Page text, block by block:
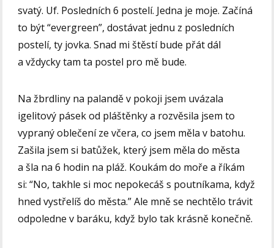
svatý. Uf. Posledních 6 postelí. Jedna je moje. Začíná
to být “evergreen”, dostávat jednu z posledních
postelí, ty jovka. Snad mi štěstí bude přát dál
a vždycky tam ta postel pro mě bude.
Na žbrdliny na palandě v pokoji jsem uvázala
igelitový pásek od pláštěnky a rozvěsila jsem to
vypraný oblečení ze včera, co jsem měla v batohu.
Zašila jsem si batůžek, který jsem měla do města
a šla na 6 hodin na pláž. Koukám do moře a říkám
si: “No, takhle si moc nepokecáš s poutníkama, když
hned vystřelíš do města.” Ale mně se nechtělo trávit
odpoledne v baráku, když bylo tak krásně konečně.